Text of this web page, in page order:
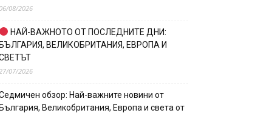
08/2026
НАЙ-ВАЖНОТО ОТ ПОСЛЕДНИТЕ ДНИ:
ВЕЛИКОБРИТАНИЯ, ЕВРОПА И
07/2026
обзор: Най-важните новини от
Великобритания, Европа и света от